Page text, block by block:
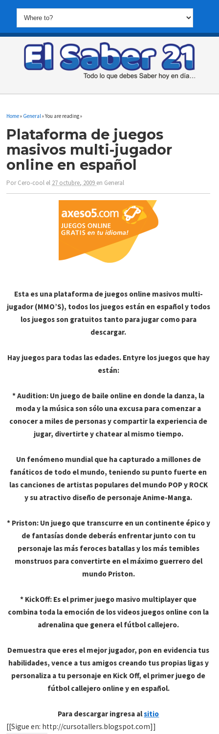
Home» General » You are reading »
Plataforma de juegos
masivos multi-jugador
online en español
PorCero-cool el 27 octubre, 2009 en General
Esta es una plataforma de juegos online masivos multi-
jugador (MMO’S), todos los juegos están en español y todos
los juegos son gratuitos tanto para jugar como para
descargar.
Hay juegos para todas las edades. Entyre los juegos que hay
están:
* Audition: Un juego de baile online en donde la danza, la
moda y la música son sólo una excusa para comenzar a
conocer a miles de personas y compartir la experiencia de
jugar, divertirte y chatear al mismo tiempo.
Un fenómeno mundial que ha capturado a millones de
fanáticos de todo el mundo, teniendo su punto fuerte en
las canciones de artistas populares del mundo POP y ROCK
y su atractivo diseño de personaje Anime-Manga.
* Priston: Un juego que transcurre en un continente épico y
de fantasías donde deberás enfrentar junto con tu
personaje las más feroces batallas y los más temibles
monstruos para convertirte en el máximo guerrero del
mundo Priston.
* KickOff: Es el primer juego masivo multiplayer que
combina toda la emoción de los videos juegos online con la
adrenalina que genera el fútbol callejero.
Demuestra que eres el mejor jugador, pon en evidencia tus
habilidades, vence a tus amigos creando tus propias ligas y
personaliza a tu personaje en Kick Off, el primer juego de
fútbol callejero online y en español.
Para descargar ingresa alsitio
[[Sigue en: http://cursotallers.blogspot.com]]